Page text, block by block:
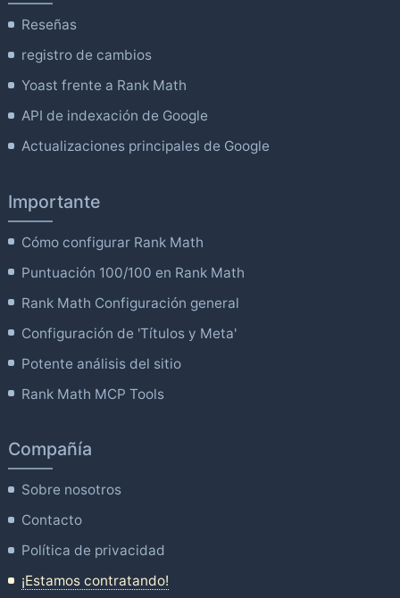
Reseñas
registro de cambios
Yoast frente a Rank Math
API de indexación de Google
Actualizaciones principales de Google
Importante
Cómo configurar Rank Math
Puntuación 100/100 en Rank Math
Rank Math Configuración general
Configuración de 'Títulos y Meta'
Potente análisis del sitio
Rank Math MCP Tools
Compañía
Sobre nosotros
Contacto
Política de privacidad
¡Estamos contratando!